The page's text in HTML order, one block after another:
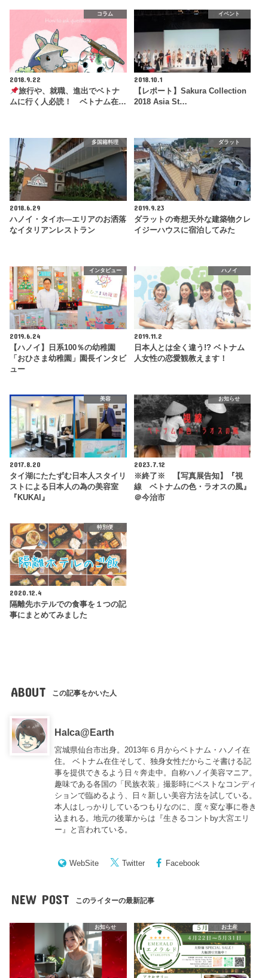
コラム
2018.9.22
旅行や、就職、進出でベトナ
ムに行く人必読！ ベトナム在…
イベント
2018.10.1
【レポート】Sakura Collection
2018 Asia St…
多国籍料理
2018.6.29
ハノイ・タイホ―エリアのお洒落
なイタリアンレストラン
ダラット
2019.9.23
ダラットの奇想天外な建築物クレ
イジーハウスに宿泊してみた
インタビュー
2019.6.24
【ハノイ】日系100％の幼稚園
「おひさま幼稚園」園長インタビ
ュー
ハノイ
2019.11.2
日本人とは全く違う!? ベトナム
人女性の恋愛観教えます！
美容
2017.8.20
タイ湖にたたずむ日本人スタイリ
ストによる日本人の為の美容室
『KUKAI』
お知らせ
2023.7.12
※終了※ 【写真展告知】『視
線 ベトナムの色・ラオスの風』
＠今治市
特別便
2020.12.4
隔離先ホテルでの食事を１つの記
事にまとめてみました
ABOUT この記事をかいた人
Halca@Earth
宮城県仙台市出身。2013年６月からベトナム・ハノイ在
住。 ベトナム在住そして、独身女性だからこそ書ける記
事を提供できるよう日々奔走中。自称ハノイ美容マニア。
趣味である各国の「民族衣装」撮影時にベストなコンディ
ションで臨めるよう、日々新しい美容方法を試している。
本人はしっかりしているつもりなのに、度々変な事に巻き
込まれる。地元の後輩からは『生きるコントby大宮エリ
ー 』と言われている。
WebSite Twitter Facebook
NEW POST このライターの最新記事
お知らせ お土産